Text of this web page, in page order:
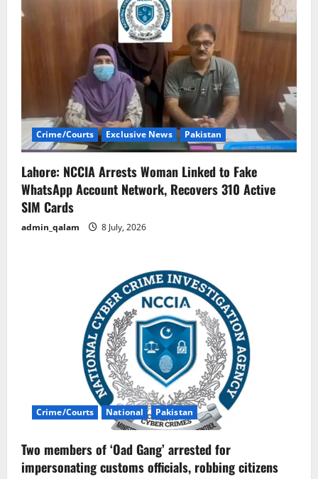
Crime/Courts Exclusive News Pakistan
Lahore: NCCIA Arrests Woman Linked to Fake
WhatsApp Account Network, Recovers 310 Active
SIM Cards
admin_qalam 8 July, 2026
Crime/Courts National Pakistan
Two members of ‘Oad Gang’ arrested for
impersonating customs officials, robbing citizens